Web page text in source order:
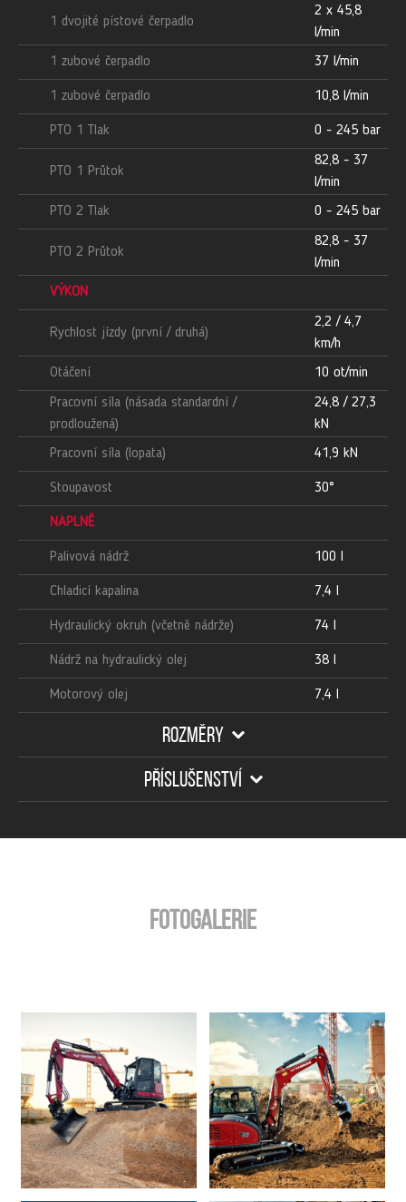
1 dvojité pístové čerpadlo
2 x 45,8
l/min
1 zubové čerpadlo
37 l/min
1 zubové čerpadlo 10,8 l/min
PTO 1 Tlak 0 - 245 bar
PTO 1 Průtok
82,8 - 37
l/min
PTO 2 Tlak
0 - 245 bar
PTO 2 Průtok
82,8 - 37
l/min
VÝKON
Rychlost jízdy (první / druhá)
2,2 / 4,7
km/h
Otáčení
10 ot/min
Pracovní síla (násada standardní /
prodloužená)
24,8 / 27,3
kN
Pracovní síla (lopata)
41,9 kN
Stoupavost 30°
NÁPLNĚ
Palivová nádrž 100 l
Chladicí kapalina 7,4 l
Hydraulický okruh (včetně nádrže) 74 l
Nádrž na hydraulický olej 38 l
Motorový olej 7,4 l
ROZMĚRY
PŘÍSLUŠENSTVÍ
Fotogalerie